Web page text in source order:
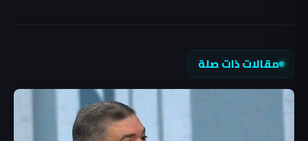
مقالات ذات صلة